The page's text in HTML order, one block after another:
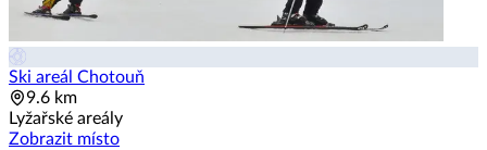
Ski areál Chotouň
9.6 km
Lyžařské areály
Zobrazit místo